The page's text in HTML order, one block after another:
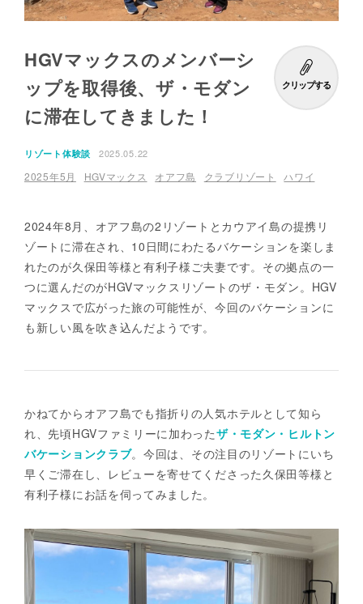
HGVマックスのメンバーシ
ップを取得後、ザ・モダン
に滞在してきました！
クリップする
リゾート体験談 2025.05.22
2025年5月 HGVマックス オアフ島 クラブリゾート ハワイ
2024年8月、オアフ島の2リゾートとカウアイ島の提携リ
ゾートに滞在され、10日間にわたるバケーションを楽しま
れたのが久保田等様と有利子様ご夫妻です。その拠点の一
つに選んだのがHGVマックスリゾートのザ・モダン。HGV
マックスで広がった旅の可能性が、今回のバケーションに
も新しい風を吹き込んだようです。
かねてからオアフ島でも指折りの人気ホテルとして知ら
れ、先頃HGVファミリーに加わったザ・モダン・ヒルトン
バケーションクラブ。今回は、その注目のリゾートにいち
早くご滞在し、レビューを寄せてくださった久保田等様と
有利子様にお話を伺ってみました。